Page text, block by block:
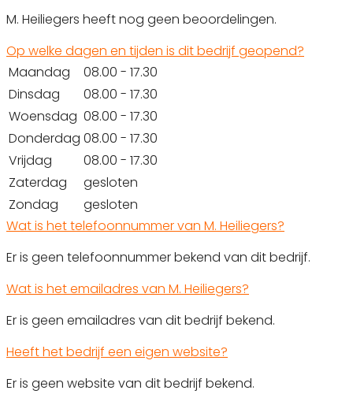
M. Heiliegers heeft nog geen beoordelingen.
Op welke dagen en tijden is dit bedrijf geopend?
Maandag
08.00 - 17.30
Dinsdag
08.00 - 17.30
Woensdag 08.00 - 17.30
Donderdag 08.00 - 17.30
Vrijdag
08.00 - 17.30
Zaterdag
gesloten
Zondag
gesloten
Wat is het telefoonnummer van M. Heiliegers?
Er is geen telefoonnummer bekend van dit bedrijf.
Wat is het emailadres van M. Heiliegers?
Er is geen emailadres van dit bedrijf bekend.
Heeft het bedrijf een eigen website?
Er is geen website van dit bedrijf bekend.